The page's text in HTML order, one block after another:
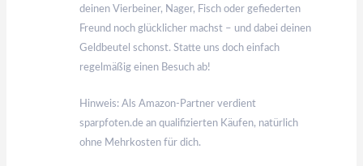
deinen Vierbeiner, Nager, Fisch oder gefiederten
Freund noch glücklicher machst – und dabei deinen
Geldbeutel schonst. Statte uns doch einfach
regelmäßig einen Besuch ab!
Hinweis: Als Amazon-Partner verdient
sparpfoten.de an qualifizierten Käufen, natürlich
ohne Mehrkosten für dich.